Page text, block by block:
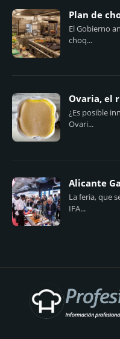
Plan de
El Gobierno
choq...
Ovaria, el
¿Es posible
Ovari...
Alicante
La feria, que
IFA...